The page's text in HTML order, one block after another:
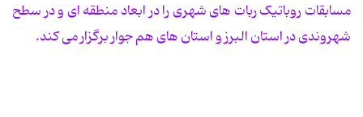
مسابقات روباتیک ربات های شهری را در ابعاد منطقه ای و در سطح
شهروندی در استان البرز و استان های هم جوار برگزار می کند.